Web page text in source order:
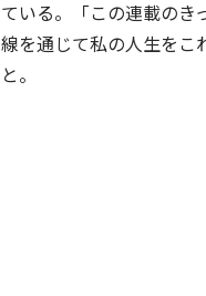
ている。「この連載のき
線を通じて私の人生をこ
と。